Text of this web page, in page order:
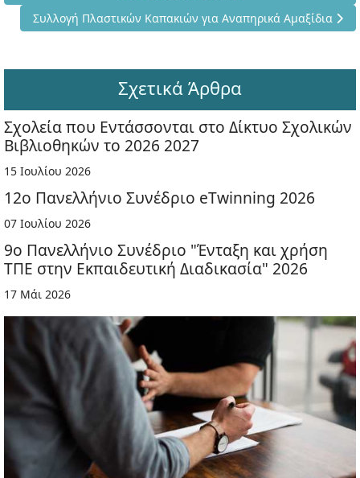
Επόμενο άρθρο: Συλλογή Πλαστικών Καπακιών για
Συλλογή Πλαστικών Καπακιών για Αναπηρικά Αμαξίδια
Σχετικά Άρθρα
Σχολεία που Εντάσσονται στο Δίκτυο Σχολικών
Βιβλιοθηκών το 2026 2027
15 Ιουλίου 2026
12ο Πανελλήνιο Συνέδριο eTwinning 2026
07 Ιουλίου 2026
9ο Πανελλήνιο Συνέδριο "Ένταξη και χρήση
ΤΠΕ στην Εκπαιδευτική Διαδικασία" 2026
17 Μάι 2026